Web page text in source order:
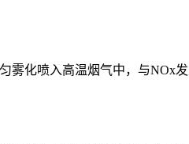
雾化喷入高温烟气中，与NOx